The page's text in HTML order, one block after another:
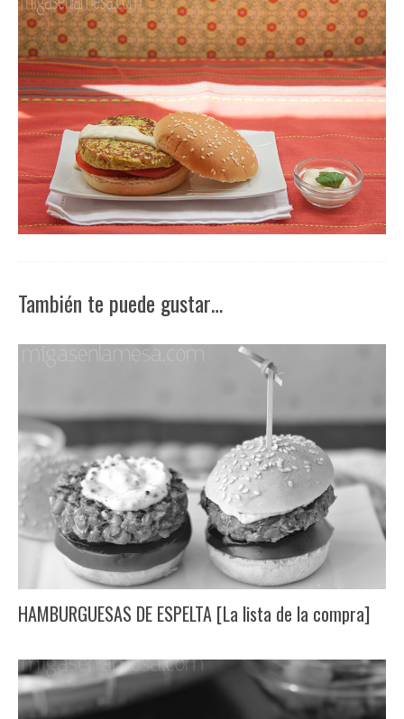
También te puede gustar…
HAMBURGUESAS DE ESPELTA [La lista de la compra]